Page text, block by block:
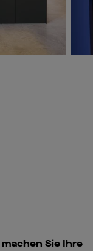
Sie Ihre